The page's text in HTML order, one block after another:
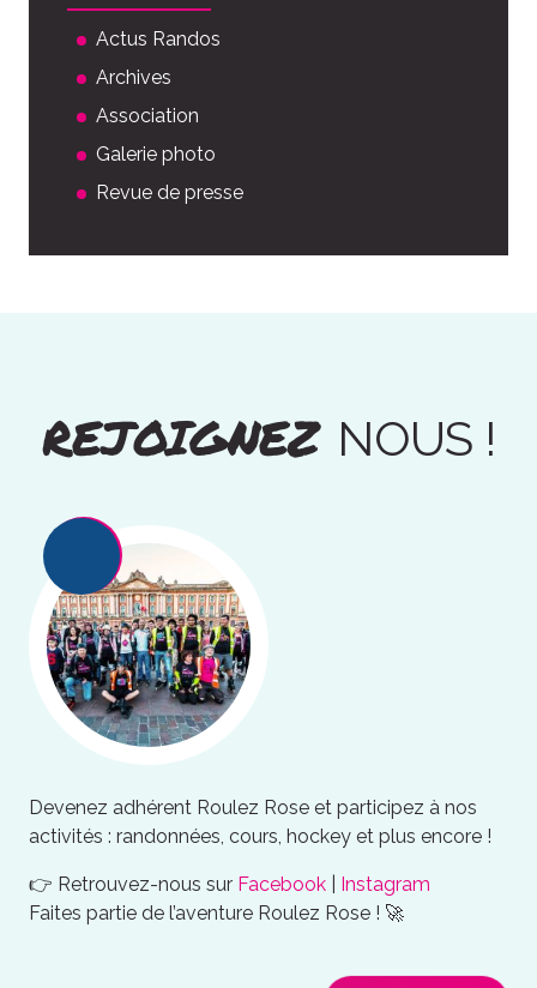
Actus Randos
Archives
Association
Galerie photo
Revue de presse
REJOIGNEZ NOUS !
Devenez adhérent Roulez Rose et participez à nos
activités : randonnées, cours, hockey et plus encore !
👉 Retrouvez-nous sur Facebook
Instagram
Faites partie de l’aventure Roulez Rose ! 🚀